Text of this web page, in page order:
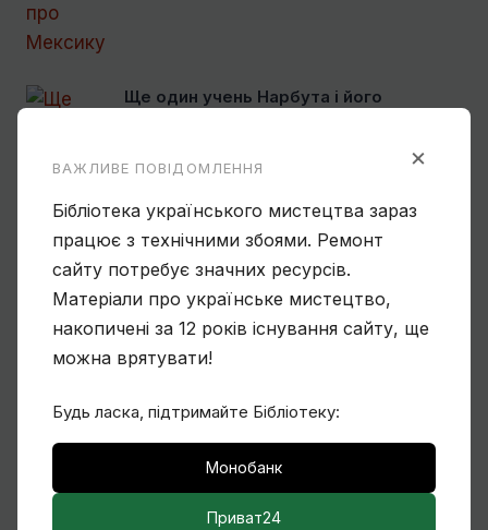
Ще один учень Нарбута і його
Чому Віктор Замирайло український
художник?
Спогади Марії Котляревської про
Михайла Сапожникова
×
ВАЖЛИВЕ ПОВІДОМЛЕННЯ
Бібліотека українського мистецтва зараз
працює з технічними збоями. Ремонт
сайту потребує значних ресурсів.
Матеріали про українське мистецтво,
накопичені за 12 років існування сайту, ще
можна врятувати!
Будь ласка, підтримайте Бібліотеку:
Монобанк
Приват24